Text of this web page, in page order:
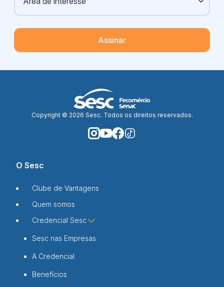
Assinar
Copyright © 2026 Sesc. Todos os direitos reservados.
O Sesc
Clube de Vantagens
Quem somos
Credencial Sesc
Sesc nas Empresas
A Credencial
Benefícios